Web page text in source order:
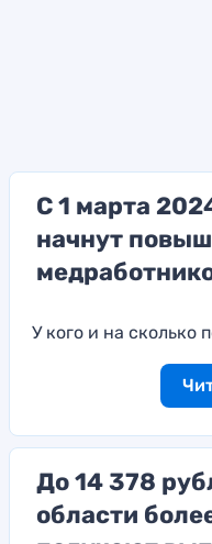
С 1 марта
начнут
У кого и на сколько
До 14 378
области